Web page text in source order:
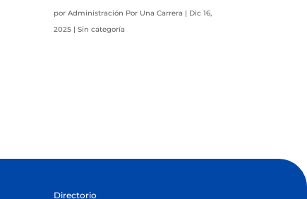
porAdministración Por Una Carrera | Dic 16,
2025 |Sin categoría
Directorio